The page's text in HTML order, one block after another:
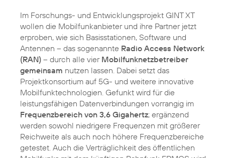
Im Forschungs- und Entwicklungsprojekt GINT XT
wollen die Mobilfunkanbieter und ihre Partner jetzt
erproben, wie sich Basisstationen, Software und
Antennen – das sogenannte Radio Access Network
(RAN) – durch alle vier Mobilfunknetzbetreiber
gemeinsam nutzen lassen. Dabei setzt das
Projektkonsortium auf 5G- und weitere innovative
Mobilfunktechnologien. Gefunkt wird für die
leistungsfähigen Datenverbindungen vorrangig im
Frequenzbereich von 3,6 Gigahertz; ergänzend
werden sowohl niedrigere Frequenzen mit größerer
Reichweite als auch noch höhere Frequenzbereiche
getestet. Auch die Verträglichkeit des öffentlichen